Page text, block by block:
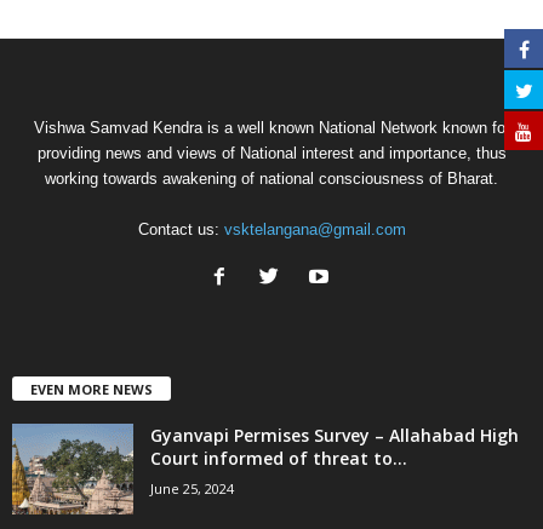
Vishwa Samvad Kendra is a well known National Network known for
providing news and views of National interest and importance, thus
working towards awakening of national consciousness of Bharat.
Contact us: vsktelangana@gmail.com
EVEN MORE NEWS
Gyanvapi Permises Survey – Allahabad High
Court informed of threat to...
June 25, 2024